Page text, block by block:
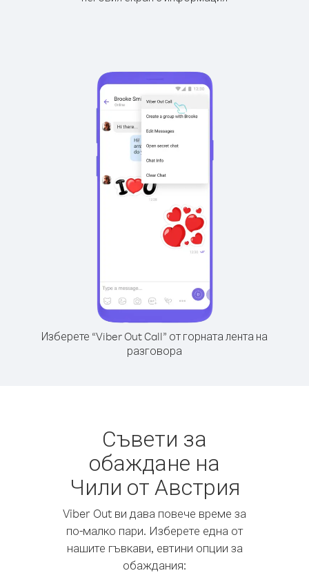
Изберете “Viber Out Call” от горната лента на
разговора
Съвети за
обаждане на
Чили от Австрия
Viber Out ви дава повече време за
по-малко пари. Изберете една от
нашите гъвкави, евтини опции за
обаждания: